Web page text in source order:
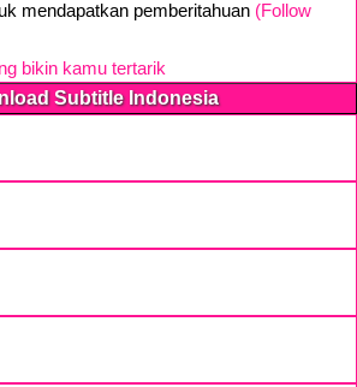
mendapatkan pemberitahuan (Follow
bikin kamu tertarik
Subtitle Indonesia